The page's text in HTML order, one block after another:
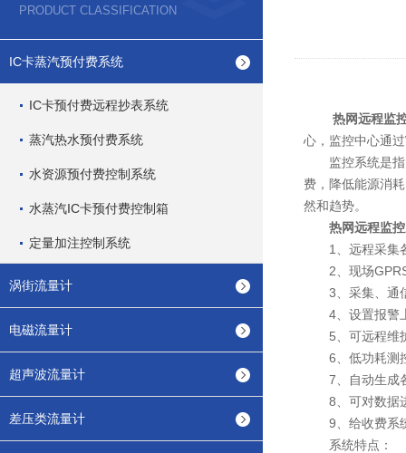
PRODUCT CLASSIFICATION
IC卡蒸汽预付费系统
IC卡预付费远程抄表系统
蒸汽热水预付费系统
水资源预付费控制系统
水蒸汽IC卡预付费控制箱
定量加注控制系统
涡街流量计
电磁流量计
超声波流量计
差压类流量计
热网远程监
心，监控中心通
监控系统是指
费，降低能源消
然和趋势。
热网远程监
1、远程采集各
2、现场GPRS
3、采集、通
4、设置报警
5、可远程维
6、低功耗测控
7、自动生成
8、可对数据
9、给收费系
系统特点：